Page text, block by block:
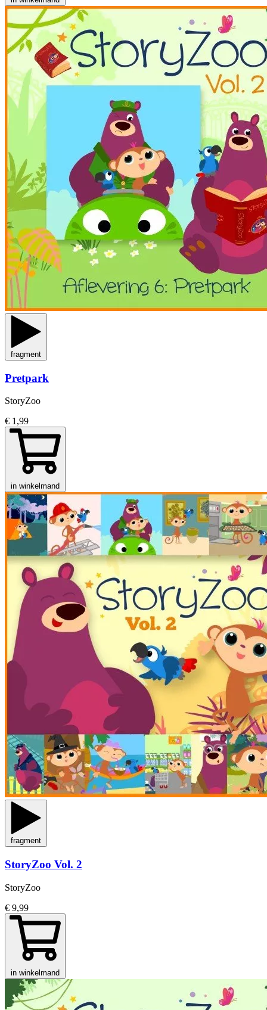
fragment
Pretpark
StoryZoo
€ 1,99
in winkelmand
fragment
StoryZoo Vol. 2
StoryZoo
€ 9,99
in winkelmand